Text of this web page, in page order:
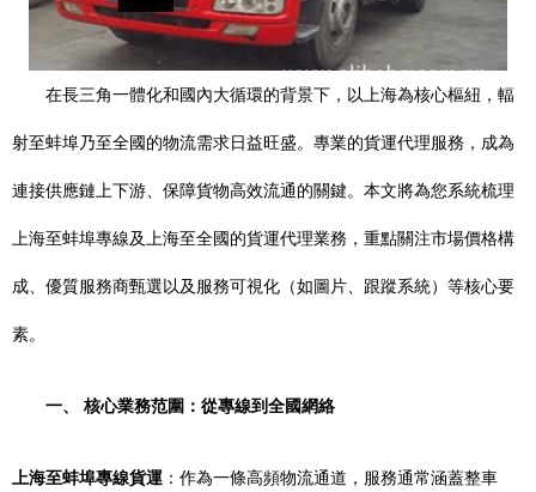
在長三角一體化和國內大循環的背景下，以上海為核心樞紐，輻
射至蚌埠乃至全國的物流需求日益旺盛。專業的貨運代理服務，成為
連接供應鏈上下游、保障貨物高效流通的關鍵。本文將為您系統梳理
上海至蚌埠專線及上海至全國的貨運代理業務，重點關注市場價格構
成、優質服務商甄選以及服務可視化（如圖片、跟蹤系統）等核心要
素。
一、 核心業務范圍：從專線到全國網絡
上海至蚌埠專線貨運 ：作為一條高頻物流通道，服務通常涵蓋整車